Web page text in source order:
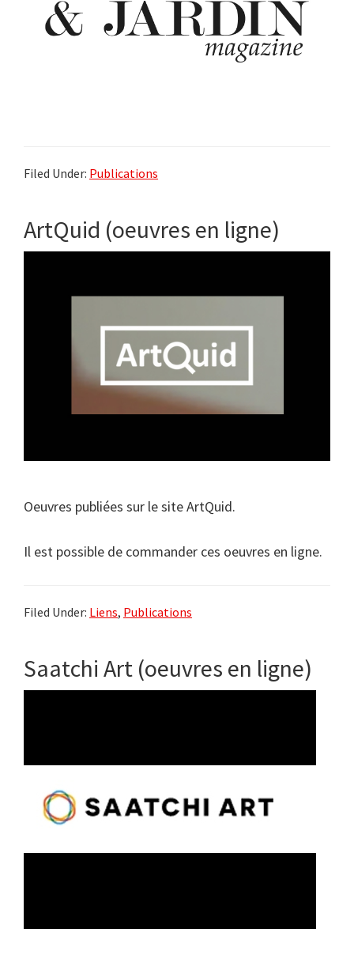
Filed Under: Publications
ArtQuid (oeuvres en ligne)
Oeuvres publiées sur le site ArtQuid.
Il est possible de commander ces oeuvres en ligne.
Filed Under: Liens, Publications
Saatchi Art (oeuvres en ligne)